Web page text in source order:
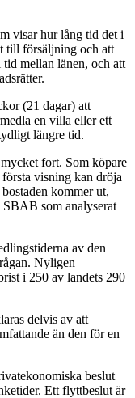
visar hur lång tid det i
till försäljning och att
mellan länen, och att
(21 dagar) att
en villa eller ett
längre tid.
fort. Som köpare
visning kan dröja
kommer ut,
som analyserat
av den
Nyligen
i 250 av landets 290
delvis av att
än den för en
beslut
Ett flyttbeslut är